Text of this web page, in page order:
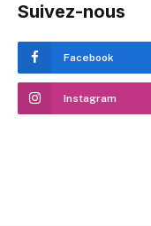
Suivez-nous
Facebook
Instagram